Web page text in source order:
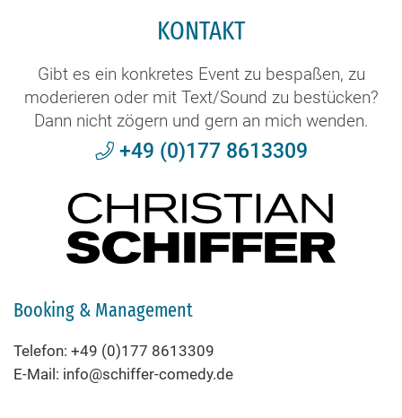
KONTAKT
Gibt es ein konkretes Event zu bespaßen, zu
moderieren oder mit Text/Sound zu bestücken?
Dann nicht zögern und gern an mich wenden.
+49 (0)177 8613309
Booking & Management
Telefon: +49 (0)177 8613309
E-Mail: info@schiffer-comedy.de